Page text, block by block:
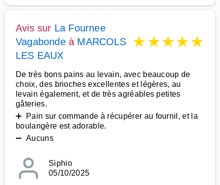
Avis sur La Fournee
Vagabondeà MARCOLS
LES EAUX
★★★★★
De très bons pains au levain, avec beaucoup de
choix, des brioches excellentes et légères, au
levain également, et de très agréables petites
gâteries.
➕ Pain sur commande à récupérer au fournil, et la
boulangère est adorable.
➖ Aucuns
Siphio
05/10/2025